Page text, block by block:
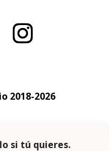
2018-2026